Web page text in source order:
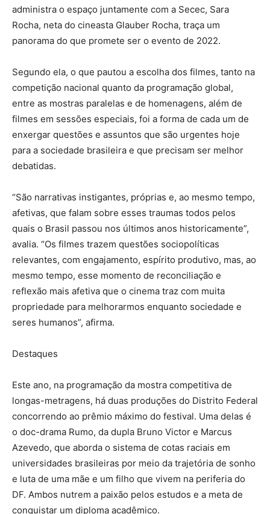
administra o espaço juntamente com a Secec, Sara
Rocha, neta do cineasta Glauber Rocha, traça um
panorama do que promete ser o evento de 2022.
Segundo ela, o que pautou a escolha dos filmes, tanto na
competição nacional quanto da programação global,
entre as mostras paralelas e de homenagens, além de
filmes em sessões especiais, foi a forma de cada um de
enxergar questões e assuntos que são urgentes hoje
para a sociedade brasileira e que precisam ser melhor
debatidas.
“São narrativas instigantes, próprias e, ao mesmo tempo,
afetivas, que falam sobre esses traumas todos pelos
quais o Brasil passou nos últimos anos historicamente”,
avalia. “Os filmes trazem questões sociopolíticas
relevantes, com engajamento, espírito produtivo, mas, ao
mesmo tempo, esse momento de reconciliação e
reflexão mais afetiva que o cinema traz com muita
propriedade para melhorarmos enquanto sociedade e
seres humanos”, afirma.
Destaques
Este ano, na programação da mostra competitiva de
longas-metragens, há duas produções do Distrito Federal
concorrendo ao prêmio máximo do festival. Uma delas é
o doc-drama Rumo, da dupla Bruno Victor e Marcus
Azevedo, que aborda o sistema de cotas raciais em
universidades brasileiras por meio da trajetória de sonho
e luta de uma mãe e um filho que vivem na periferia do
DF. Ambos nutrem a paixão pelos estudos e a meta de
conquistar um diploma acadêmico.